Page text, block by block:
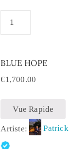
BLUE HOPE
€1,700.00
Vue Rapide
Artiste: